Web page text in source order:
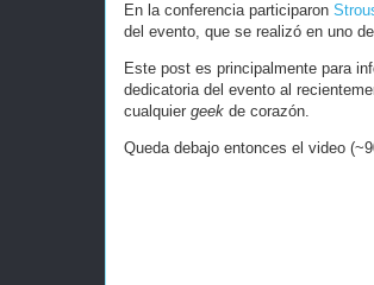
En la conferencia participaron
del evento, que se realizó en uno
Este post es principalmente para
dedicatoria del evento al
cualquier geek de corazón.
Queda debajo entonces el video